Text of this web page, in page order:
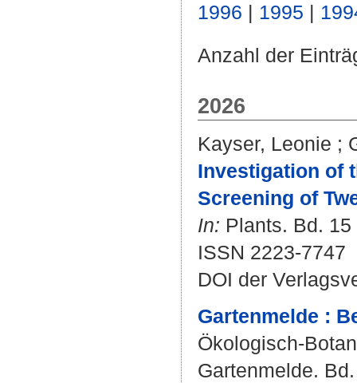
1996 | 1995 |
Anzahl der
2026
Kayser, Leonie ;
Investigation of
Screening of
In: Plants. Bd.
ISSN 2223-7747
DOI der
Gartenmelde :
Ökologisch-
Gartenmelde.